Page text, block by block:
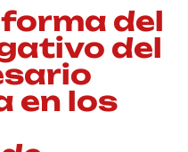
del
del
en los